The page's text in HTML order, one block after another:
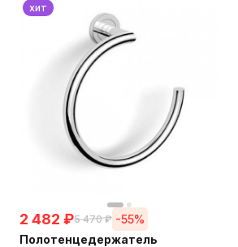
хит
2 482 ₽5 470 ₽ -55%
Полотенцедержатель